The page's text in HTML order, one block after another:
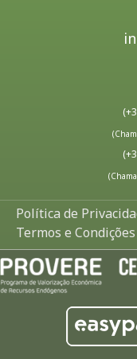
Política de
Termos e Condições